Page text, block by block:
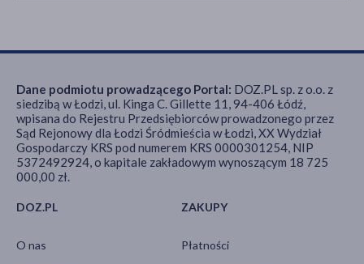
DOZ.PL
O nas
ZAKUPY
Płatności
Dane podmiotu prowadzącego Portal: DOZ.PL sp. z o.o. z
siedzibą w Łodzi, ul. Kinga C. Gillette 11, 94-406 Łódź,
wpisana do Rejestru Przedsiębiorców prowadzonego przez
Sąd Rejonowy dla Łodzi Śródmieścia w Łodzi, XX Wydział
Gospodarczy KRS pod numerem KRS 0000301254, NIP
5372492924, o kapitale zakładowym wynoszącym 18 725
000,00 zł.